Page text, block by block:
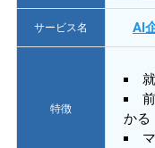
サービス名 AI
特徴
かる